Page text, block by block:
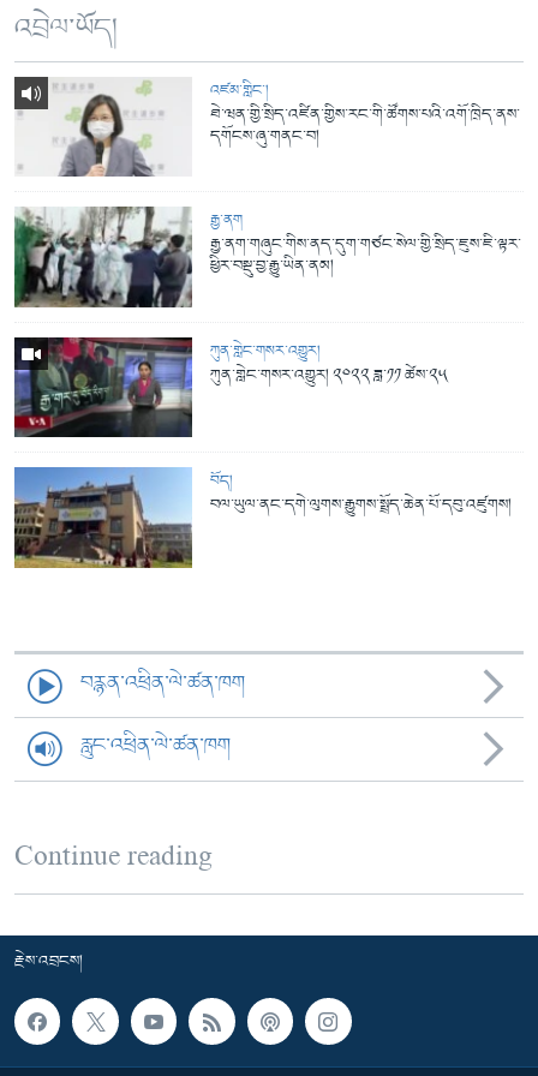
འབྲེལ་ཡོད།
འཛམ་གླིང་།
ཐེ་ཝན་གྱི་སྲིད་འཛིན་གྱིས་རང་གི་ཚོགས་པའི་འགོ་ཁྲིད་ནས་
དགོངས་ཞུ་གནང་བ།
རྒྱ་ནག
རྒྱ་ནག་གཞུང་གིས་ནད་དུག་གཙང་སེལ་གྱི་སྲིད་ཇུས་ཇི་ལྟར་
ཕྱིར་བསྡུ་བྱ་རྒྱུ་ཡིན་ནམ།
ཀུན་གླེང་གསར་འགྱུར།
ཀུན་གླེང་གསར་འགྱུར། ༢༠༢༢ ཟླ་༡༡ ཚེས་༢༥
བོད།
བལ་ཡུལ་ནང་དགེ་ལུགས་རྒྱུགས་སྤྲོད་ཆེན་པོ་དབུ་འཛུགས།
བརྙན་འཕྲིན་ལེ་ཚན་ཁག
རླུང་འཕྲིན་ལེ་ཚན་ཁག
Continue reading
རྗེས་འབྲངས།